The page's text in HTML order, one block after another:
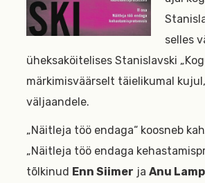
selles
üheksaköitelises Stanislavski
märkimisväärselt täielikumal
väljaandele.
„Näitleja töö endaga“ koosneb
„Näitleja töö endaga
tõlkinud Enn Siimer ja Anu Lamp